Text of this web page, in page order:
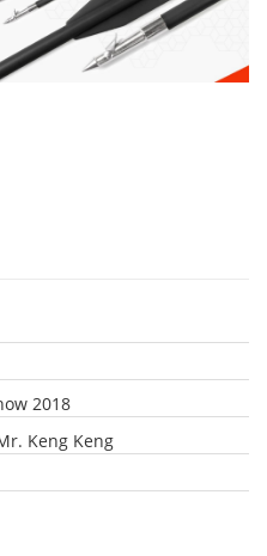
2018
Keng Keng